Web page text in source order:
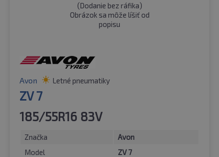
(Dodanie bez ráfika)
Obrázok sa môže líšiť od
popisu
Avon Letné pneumatiky
ZV 7
185/55R16 83V
Značka
Avon
Model
ZV 7